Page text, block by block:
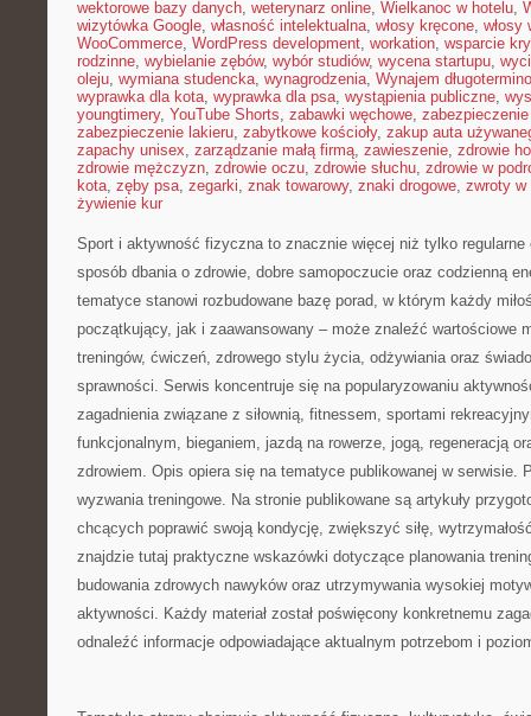
wektorowe bazy danych, weterynarz online, Wielkanoc w hotelu,
wizytówka Google, własność intelektualna, włosy kręcone, włosy
WooCommerce, WordPress development, workation, wsparcie
rodzinne, wybielanie zębów, wybór studiów, wycena startupu,
oleju, wymiana studencka, wynagrodzenia, Wynajem
wyprawka dla kota, wyprawka dla psa, wystąpienia publiczne,
youngtimery, YouTube Shorts, zabawki węchowe,
zabezpieczenie lakieru, zabytkowe kościoły, zakup auta
zapachy unisex, zarządzanie małą firmą, zawieszenie, zdrowie
zdrowie mężczyzn, zdrowie oczu, zdrowie słuchu, zdrowie w
kota, zęby psa, zegarki, znak towarowy, znaki drogowe, zwroty w
żywienie kur
Sport i aktywność fizyczna to znacznie więcej niż tylko
sposób dbania o zdrowie, dobre samopoczucie oraz codzienną
tematyce stanowi rozbudowane bazę porad, w którym każdy
początkujący, jak i zaawansowany – może znaleźć wartościowe
treningów, ćwiczeń, zdrowego stylu życia, odżywiania oraz
sprawności. Serwis koncentruje się na popularyzowaniu
zagadnienia związane z siłownią, fitnessem, sportami
funkcjonalnym, bieganiem, jazdą na rowerze, jogą, regeneracją
zdrowiem. Opis opiera się na tematyce publikowanej w serwisie.
wyzwania treningowe. Na stronie publikowane są artykuły
chcących poprawić swoją kondycję, zwiększyć siłę,
znajdzie tutaj praktyczne wskazówki dotyczące planowania
budowania zdrowych nawyków oraz utrzymywania wysokiej
aktywności. Każdy materiał został poświęcony konkretnemu
odnaleźć informacje odpowiadające aktualnym potrzebom i